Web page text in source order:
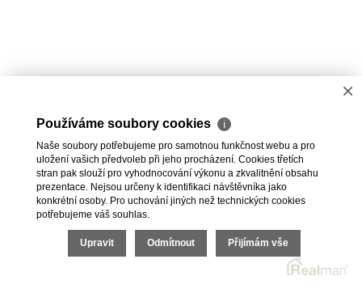
×
Používáme soubory cookies ℹ
Naše soubory potřebujeme pro samotnou funkčnost webu a pro
uložení vašich předvoleb při jeho procházení. Cookies třetích
stran pak slouží pro vyhodnocování výkonu a zkvalitnění obsahu
prezentace. Nejsou určeny k identifikaci návštěvníka jako
konkrétní osoby. Pro uchování jiných než technických cookies
potřebujeme váš souhlas.
Upravit Odmítnout Přijímám vše